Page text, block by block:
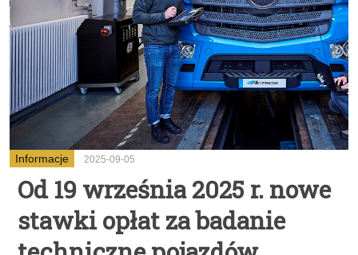
Informacje 2025-09-05
Od 19 września 2025 r. nowe
stawki opłat za badanie